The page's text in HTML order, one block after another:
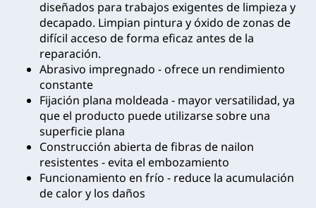
diseñados para trabajos exigentes de limpieza y
decapado. Limpian pintura y óxido de zonas de
difícil acceso de forma eficaz antes de la
reparación.
Abrasivo impregnado - ofrece un rendimiento
constante
Fijación plana moldeada - mayor versatilidad, ya
que el producto puede utilizarse sobre una
superficie plana
Construcción abierta de fibras de nailon
resistentes - evita el embozamiento
Funcionamiento en frío - reduce la acumulación
de calor y los daños